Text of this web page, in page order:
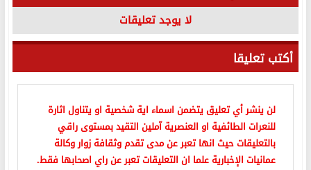
لا يوجد تعليقات
أكتب تعليقا
لن ينشر أي تعليق يتضمن اسماء اية شخصية او يتناول اثارة
للنعرات الطائفية او العنصرية آملين التقيد بمستوى راقي
بالتعليقات حيث انها تعبر عن مدى تقدم وثقافة زوار وكالة
عمانيات الإخبارية علما ان التعليقات تعبر عن راي اصحابها فقط.